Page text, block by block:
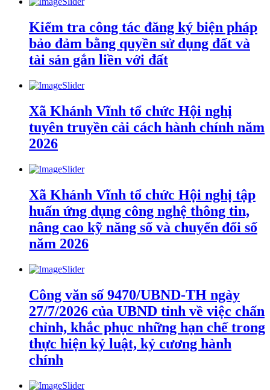
Kiểm tra công tác đăng ký biện pháp
bảo đảm bằng quyền sử dụng đất và
tài sản gắn liền với đất
Xã Khánh Vĩnh tổ chức Hội nghị
tuyên truyền cải cách hành chính năm
2026
Xã Khánh Vĩnh tổ chức Hội nghị tập
huấn ứng dụng công nghệ thông tin,
nâng cao kỹ năng số và chuyển đổi số
năm 2026
Công văn số 9470/UBND-TH ngày
27/7/2026 của UBND tỉnh về việc chấn
chỉnh, khắc phục những hạn chế trong
thực hiện kỷ luật, kỷ cương hành
chính